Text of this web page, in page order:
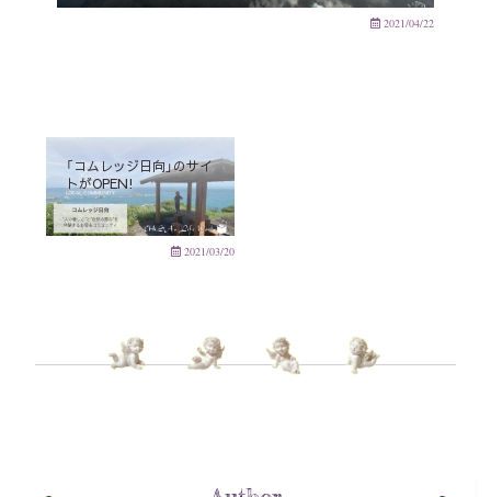
2021/04/22
「コムレッジ日向」のサイ
トがOPEN!
2021/03/20